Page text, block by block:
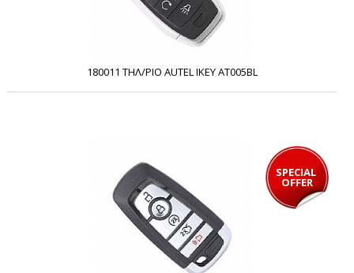
180011 ΤΗΛ/ΡΙΟ AUTEL IKEY AT005BL
SPECIAL
OFFER